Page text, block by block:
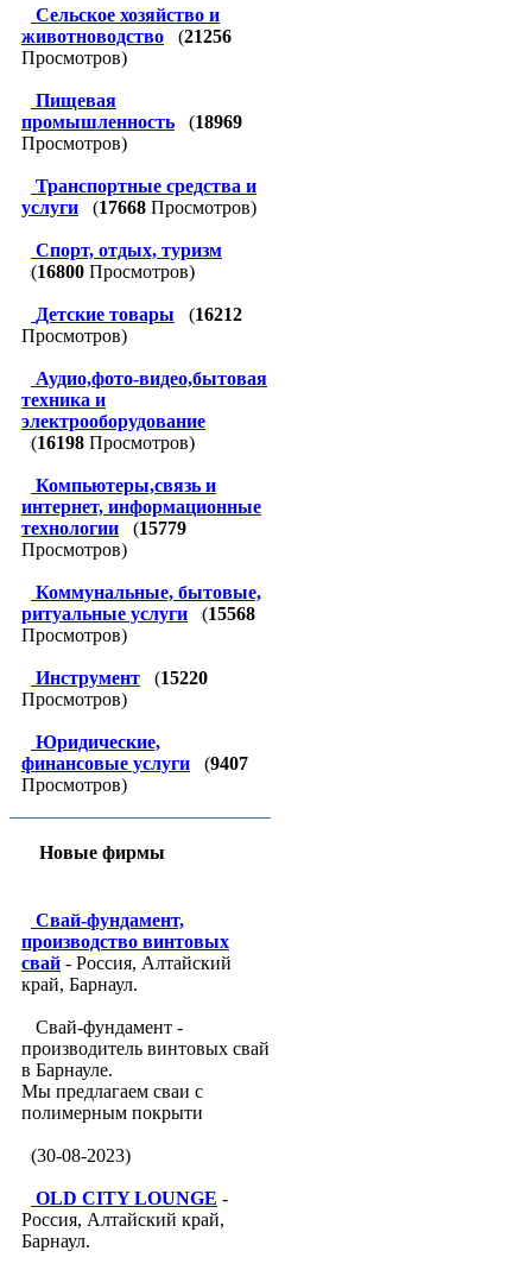
Сельское хозяйство и
животноводство
(21256
Просмотров)
Пищевая
промышленность
(18969
Просмотров)
Транспортные средства и
услуги
(17668 Просмотров)
Спорт, отдых, туризм
(16800 Просмотров)
Детские товары (16212
Просмотров)
Аудио,фото-видео,бытовая
техника и
электрооборудование
(16198 Просмотров)
Компьютеры,связь и
интернет, информационные
технологии
(15779
Просмотров)
Коммунальные, бытовые,
ритуальные услуги
(15568
Просмотров)
Инструмент (15220
Просмотров)
Юридические,
финансовые услуги
(9407
Просмотров)
Новые фирмы
Свай-фундамент,
производство винтовых
свай - Россия, Алтайский
край, Барнаул.
Свай-фундамент -
производитель винтовых свай
в Барнауле.
Мы предлагаем сваи с
полимерным покрыти
(30-08-2023)
OLD CITY LOUNGE -
Россия, Алтайский край,
Барнаул.